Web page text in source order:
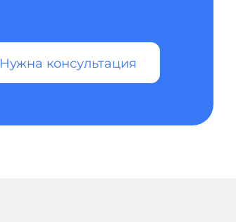
Нужна консультация